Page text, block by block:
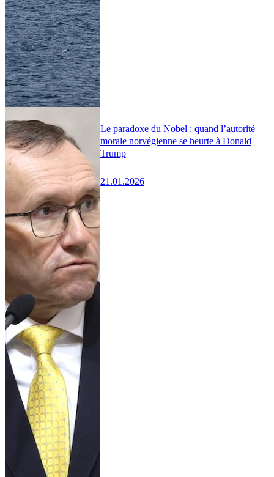
Le paradoxe du Nobel : quand l’autorité
morale norvégienne se heurte à Donald
Trump
21.01.2026